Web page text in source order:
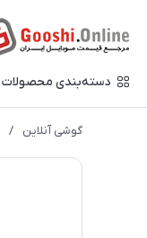
دسته‌بندی محصولات
گوشی آنلاین /